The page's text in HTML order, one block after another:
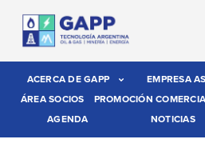
ACERCA DE GAPP EMPRESA
ÁREA SOCIOS
PROMOCIÓN
AGENDA
NOTICIAS